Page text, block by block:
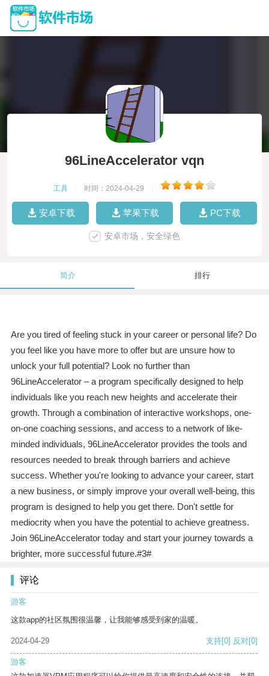
96LineAccelerator vqn
工具 时间：2024-04-29
安卓下载 苹果下载 PC下载
安卓市场，安全绿色
简介 排行
Are you tired of feeling stuck in your career or personal life? Do
you feel like you have more to offer but are unsure how to
unlock your full potential? Look no further than
96LineAccelerator – a program specifically designed to help
individuals like you reach new heights and accelerate their
growth. Through a combination of interactive workshops, one-
on-one coaching sessions, and access to a network of like-
minded individuals, 96LineAccelerator provides the tools and
resources needed to break through barriers and achieve
success. Whether you're looking to advance your career, start
a new business, or simply improve your overall well-being, this
program is designed to help you get there. Don't settle for
mediocrity when you have the potential to achieve greatness.
Join 96LineAccelerator today and start your journey towards a
brighter, more successful future.#3#
评论
游客
这款app的社区氛围很温馨，让我能够感受到家的温暖。
2024-04-29 支持[0] 反对[0]
游客